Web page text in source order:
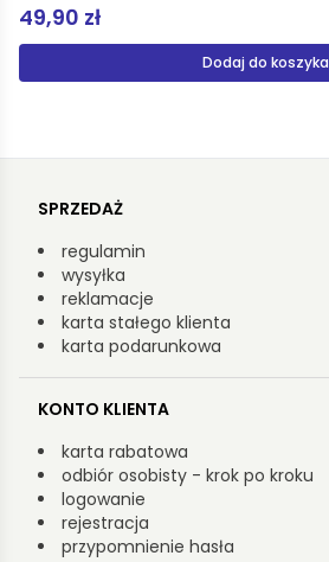
59,00 zł
Dodaj do koszyka
SPRZEDAŻ
regulamin
wysyłka
reklamacje
karta stałego klienta
karta podarunkowa
KONTO KLIENTA
karta rabatowa
odbiór osobisty - krok po kroku
logowanie
rejestracja
przypomnienie hasła